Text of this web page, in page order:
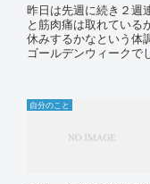
昨日は先週に続き２週
と筋肉痛は取れている
休みするかなという体
ゴールデンウィークで
自分のこと